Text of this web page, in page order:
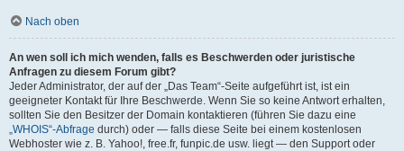
Nach oben
An wen soll ich mich wenden, falls es Beschwerden oder juristische
Anfragen zu diesem Forum gibt?
Jeder Administrator, der auf der „Das Team“-Seite aufgeführt ist, ist ein
geeigneter Kontakt für Ihre Beschwerde. Wenn Sie so keine Antwort erhalten,
sollten Sie den Besitzer der Domain kontaktieren (führen Sie dazu eine
„WHOIS“-Abfrage durch) oder — falls diese Seite bei einem kostenlosen
Webhoster wie z. B. Yahoo!, free.fr, funpic.de usw. liegt — den Support oder